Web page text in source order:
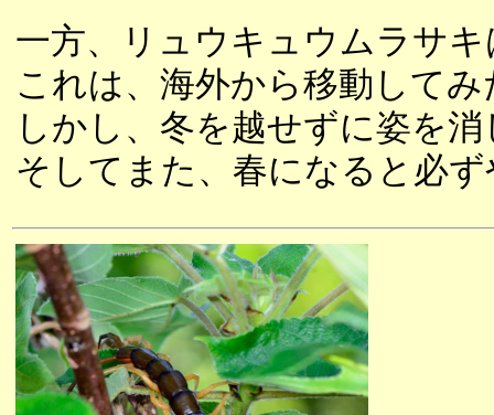
一方、リュウキュウムラサ
これは、海外から移動して
しかし、冬を越せずに姿を
そしてまた、春になると必